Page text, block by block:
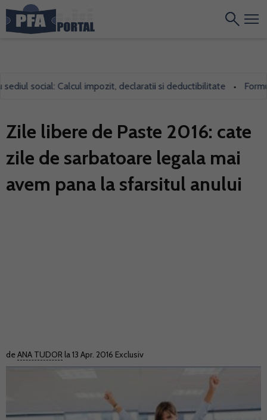
social: Calcul impozit, declaratii si deductibilitate •
Zile libere de Paste 2016: cate
zile de sarbatoare legala mai
avem pana la sfarsitul anului
deANA TUDOR la 13 Apr. 2016 Exclusiv